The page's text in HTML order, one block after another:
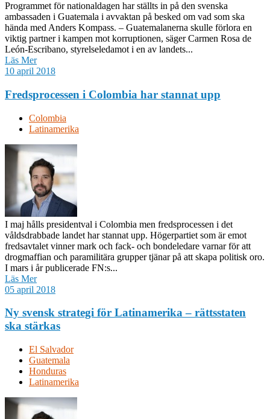
Programmet för nationaldagen har ställts in på den svenska
ambassaden i Guatemala i avvaktan på besked om vad som ska
hända med Anders Kompass. – Guatemalanerna skulle förlora en
viktig partner i kampen mot korruptionen, säger Carmen Rosa de
León-Escribano, styrelseledamot i en av landets...
Läs Mer
10 april 2018
Fredsprocessen i Colombia har stannat upp
Colombia
Latinamerika
I maj hålls presidentval i Colombia men fredsprocessen i det
våldsdrabbade landet har stannat upp. Högerpartiet som är emot
fredsavtalet vinner mark och fack- och bondeledare varnar för att
drogmaffian och paramilitära grupper tjänar på att skapa politisk oro.
I mars i år publicerade FN:s...
Läs Mer
05 april 2018
Ny svensk strategi för Latinamerika – rättsstaten
ska stärkas
El Salvador
Guatemala
Honduras
Latinamerika